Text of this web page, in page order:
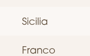
Sicilia
Franco